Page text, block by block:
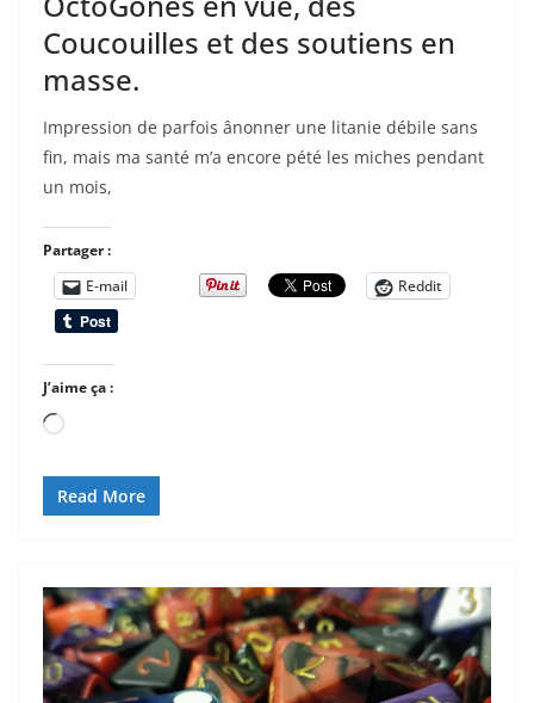
Coucouilles et des soutiens en
masse.
Impression de parfois ânonner une litanie débile sans
fin, mais ma santé m’a encore pété les miches pendant
un mois,
Partager :
E-mail
Reddit
J’aime ça :
Chargement…
Read More